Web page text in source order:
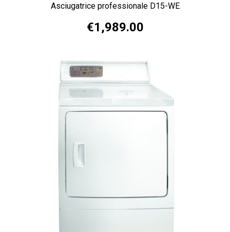
Asciugatrice professionale D15-WE
€1,989.00